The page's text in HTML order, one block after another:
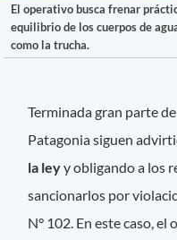
El operativo busca frenar
equilibrio de los cuerpos de
como la trucha.
Terminada gran parte
Patagonia siguen
la leyy obligando a los
sancionarlos por
N° 102. En este caso,